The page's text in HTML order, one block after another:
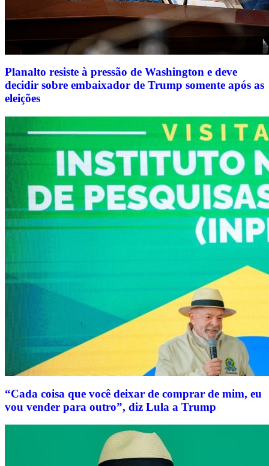
Planalto resiste à pressão de Washington e deve
decidir sobre embaixador de Trump somente após as
eleições
“Cada coisa que você deixar de comprar de mim, eu
vou vender para outro”, diz Lula a Trump